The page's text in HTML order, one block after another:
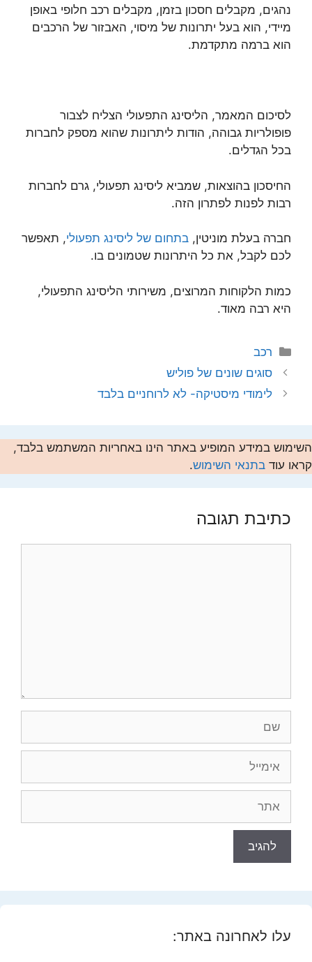
נהגים, מקבלים חסכון בזמן, מקבלים רכב חלופי באופן
מיידי, הוא בעל יתרונות של מיסוי, האבזור של הרכבים
הוא ברמה מתקדמת.
לסיכום המאמר, הליסינג התפעולי הצליח לצבור
פופולריות גבוהה, הודות ליתרונות שהוא מספק לחברות
בכל הגדלים.
החיסכון בהוצאות, שמביא ליסינג תפעולי, גרם לחברות
רבות לפנות לפתרון הזה.
חברה בעלת מוניטין, בתחום של ליסינג תפעולי, תאפשר
לכם לקבל, את כל היתרונות שטמונים בו.
כמות הלקוחות המרוצים, משירותי הליסינג התפעולי,
היא רבה מאוד.
קטגוריות
רכב
סוגים שונים של פוליש
לימודי מיסטיקה- לא לרוחניים בלבד
השימוש במידע המופיע באתר הינו באחריות המשתמש בלבד,
קראו עוד בתנאי השימוש.
כתיבת תגובה
עלו לאחרונה באתר: